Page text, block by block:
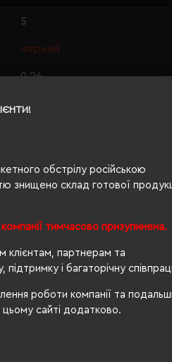
обстрілу російською
знищено склад готової
компанії тимчасово призупинена.
клієнтам, партнерам та
підтримку і багаторічну
роботи компанії та
цьому сайті додатково.
S
чорний
0.26
97% бавовна, 3% спандекс
240 г/м²